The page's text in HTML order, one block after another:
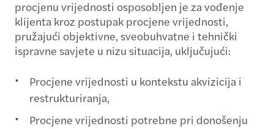
procjenu vrijednosti osposobljen je za vođenje
klijenta kroz postupak procjene vrijednosti,
pružajući objektivne, sveobuhvatne i tehnički
ispravne savjete u nizu situacija, uključujući:
Procjene vrijednosti u kontekstu akvizicija i
restrukturiranja,
Procjene vrijednosti potrebne pri donošenju